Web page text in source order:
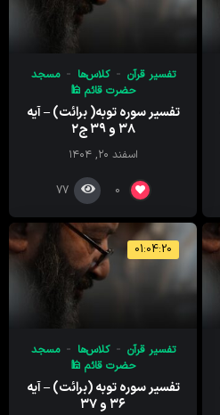
تفسیر قرآن کلاس‌ها
مسجد
حضرت قائم 🕌
تفسیر سوره توبه( برائت) – آیه
۳۸ و ۳۹ ج۲
اسفند ۲۰, ۱۴۰۴
0
77
01:04:20
تفسیر قرآن کلاس‌ها
مسجد
حضرت قائم 🕌
تفسیر سوره توبه (برائت) – آیه
۳۶ و ۳۷